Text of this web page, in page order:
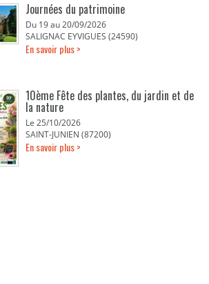
Journées du patrimoine
Du 19 au 20/09/2026
SALIGNAC EYVIGUES (24590)
En savoir plus >
10ème Fête des plantes, du jardin et de
la nature
Le 25/10/2026
SAINT-JUNIEN (87200)
En savoir plus >